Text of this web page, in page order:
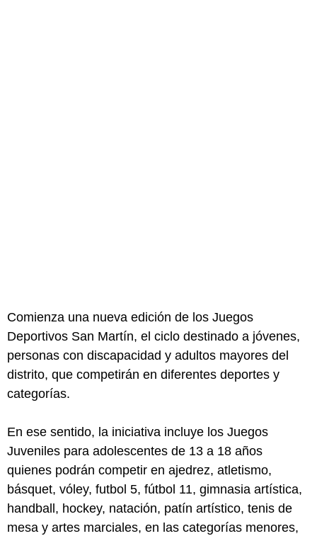
Comienza una nueva edición de los Juegos
Deportivos San Martín, el ciclo destinado a jóvenes,
personas con discapacidad y adultos mayores del
distrito, que competirán en diferentes deportes y
categorías.
En ese sentido, la iniciativa incluye los Juegos
Juveniles para adolescentes de 13 a 18 años
quienes podrán competir en ajedrez, atletismo,
básquet, vóley, futbol 5, fútbol 11, gimnasia artística,
handball, hockey, natación, patín artístico, tenis de
mesa y artes marciales, en las categorías menores,